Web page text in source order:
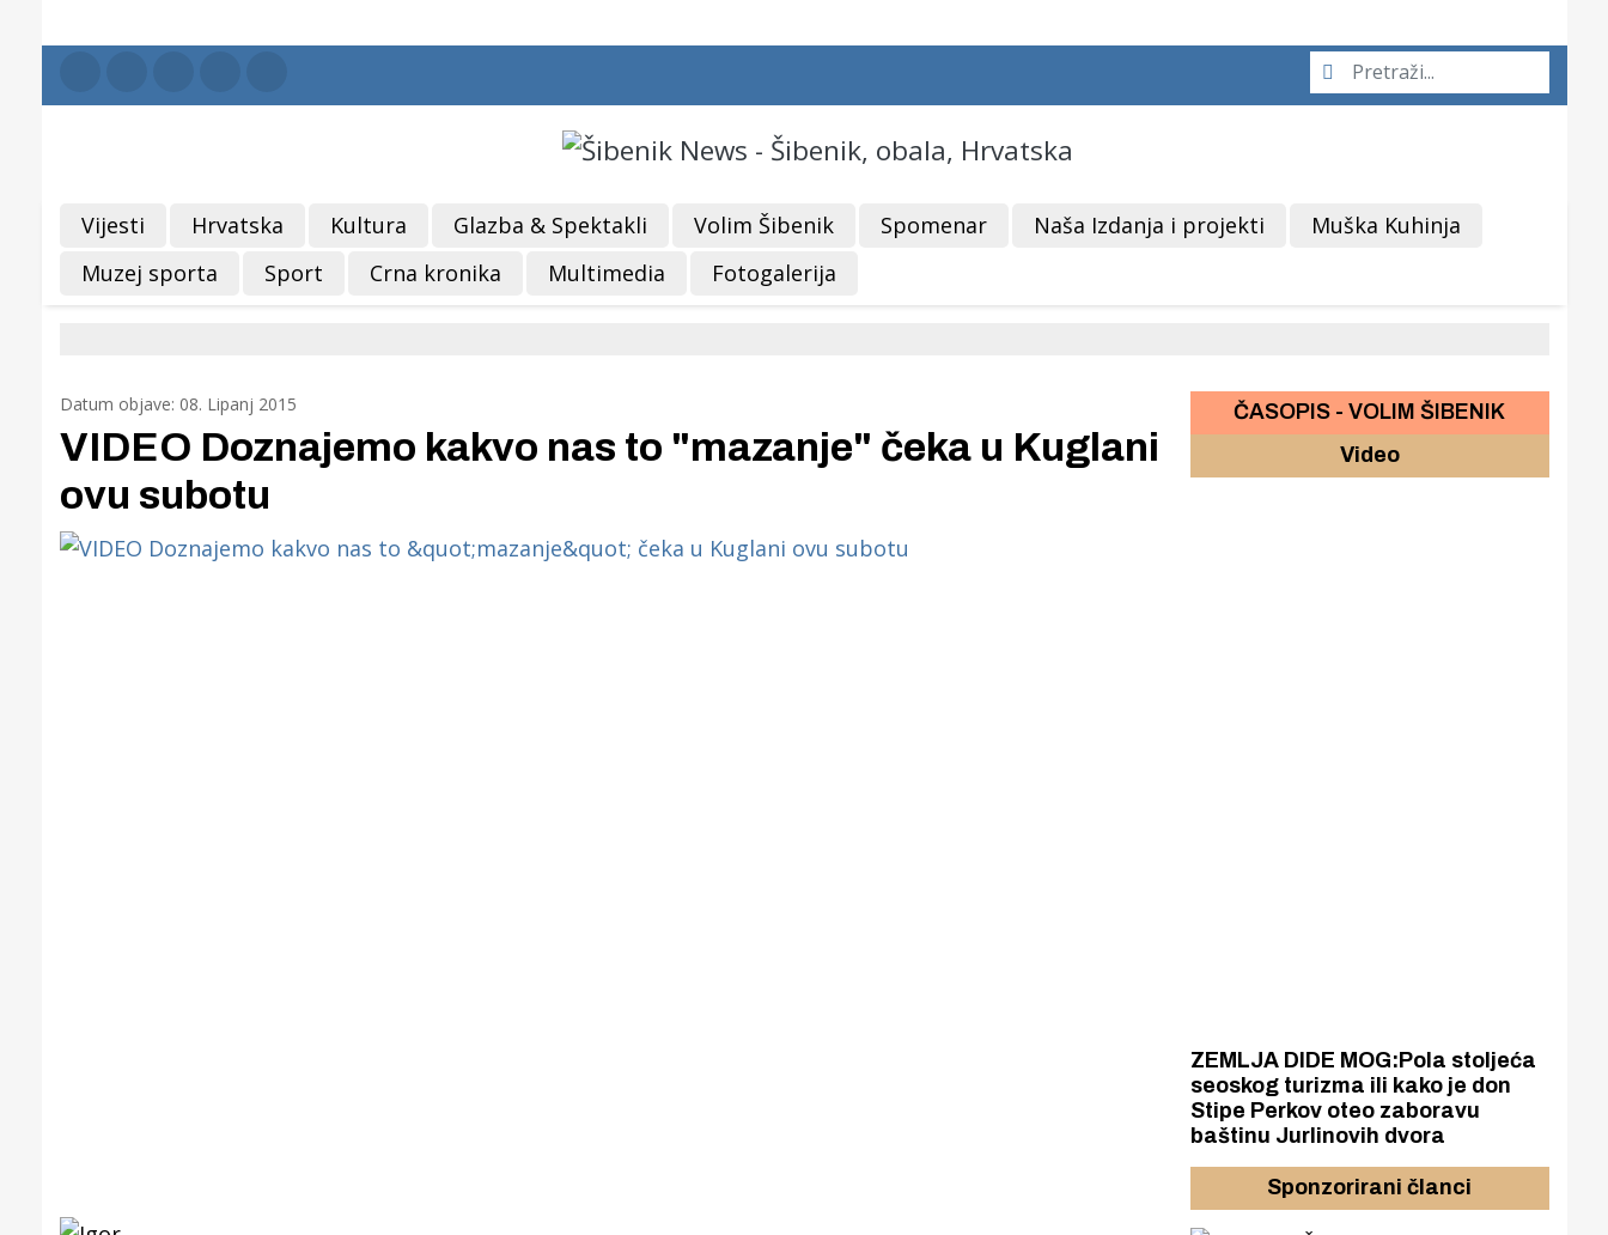
Vijesti Hrvatska Kultura Glazba & Spektakli Volim Šibenik Spomenar Naša Izdanja i projekti
Muška Kuhinja
Muzej sporta
Sport Crna kronika Multimedia Fotogalerija
Datum objave: 08. Lipanj 2015
VIDEO Doznajemo kakvo nas to "mazanje" čeka u Kuglani
ovu subotu
ČASOPIS - VOLIM ŠIBENIK
Video
ZEMLJA DIDE MOG:Pola stoljeća
seoskog turizma ili kako je don
Stipe Perkov oteo zaboravu
baštinu Jurlinovih dvora
Sponzorirani članci